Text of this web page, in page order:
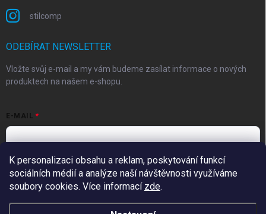
K personalizaci obsahu a reklam, poskytování funkcí
sociálních médií a analýze naší návštěvnosti využíváme
soubory cookies. Více informací zde.
stilcomp
ODEBÍRAT NEWSLETTER
Vložte svůj e-mail a my vám budeme zasílat informace o nových
produktech na našem e-shopu.
E-MAIL
Souhlasím spodmínkami ochrany osobních údajů
Přihlásit se